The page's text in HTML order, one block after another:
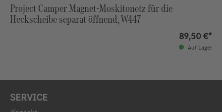
Project Camper Magnet‑Moskitonetz für die
Heckscheibe separat öffnend, W447
89,50 €*
Auf Lager
SERVICE